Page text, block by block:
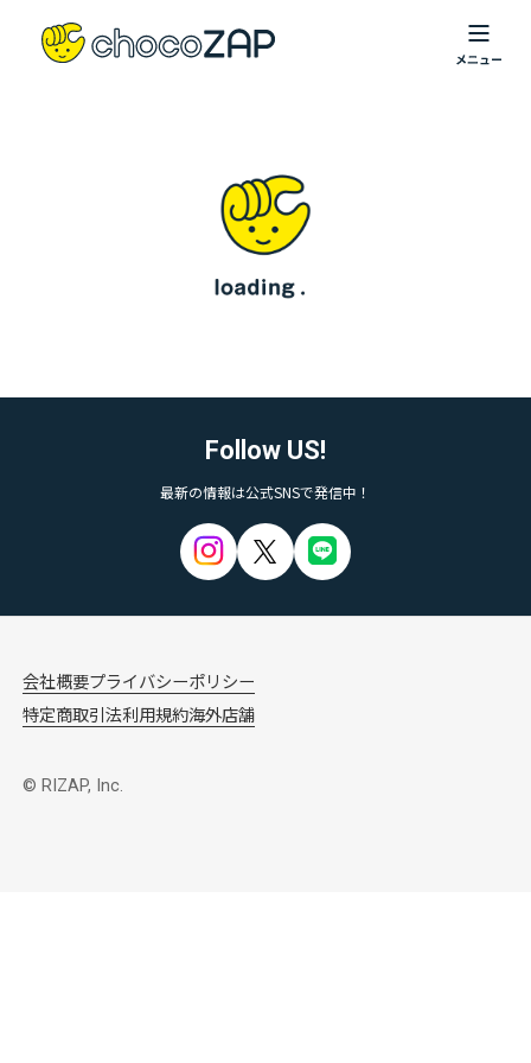
Follow US!
最新の情報は公式SNSで発信中！
会社概要プライバシーポリシー
特定商取引法利用規約海外店舗
© RIZAP, Inc.